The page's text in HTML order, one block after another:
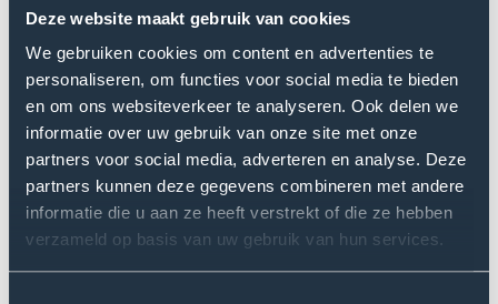
Deze website maakt gebruik van cookies
We gebruiken cookies om content en advertenties te
personaliseren, om functies voor social media te bieden
en om ons websiteverkeer te analyseren. Ook delen we
informatie over uw gebruik van onze site met onze
partners voor social media, adverteren en analyse. Deze
partners kunnen deze gegevens combineren met andere
informatie die u aan ze heeft verstrekt of die ze hebben
verzameld op basis van uw gebruik van hun services.
Voorlichtingssessie
event
Studenten aan het woord
Wie kan beter vertellen over de opleiding dan onze
eigen studenten? Hier delen ze hun ervaringen.
Open
de
pop-
up